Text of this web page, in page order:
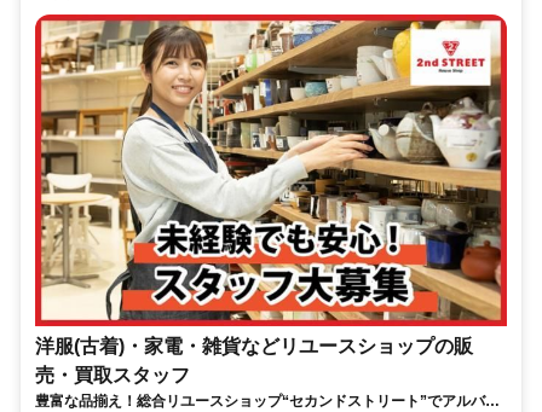
洋服(古着)・家電・雑貨などリユースショップの販
売・買取スタッフ
豊富な品揃え！総合リユースショップ“セカンドストリート”でアルバイ